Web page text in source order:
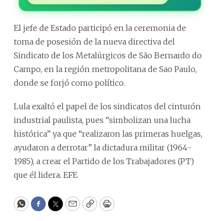
El jefe de Estado participó en la ceremonia de
toma de posesión de la nueva directiva del
Sindicato de los Metalúrgicos de São Bernardo do
Campo, en la región metropolitana de Sao Paulo,
donde se forjó como político.
Lula exaltó el papel de los sindicatos del cinturón
industrial paulista, pues “simbolizan una lucha
histórica” ya que “realizaron las primeras huelgas,
ayudaron a derrotar” la dictadura militar (1964-
1985), a crear el Partido de los Trabajadores (PT)
que él lidera. EFE
WhatsApp
Facebook
Twitter
EmailCopyPrint